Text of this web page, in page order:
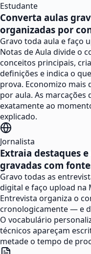
Estudante
Converta aulas
organizadas por
Gravo toda aula e faço
Notas de Aula divide o
conceitos principais,
definições e indica o
prova. Economizo mais
por aula. As
exatamente ao
explicado.
Jornalista
Extraia destaques
gravadas com
Gravo todas as
digital e faço upload na
Entrevista organiza o
cronologicamente — e
O vocabulário
técnicos apareçam
metade o tempo de